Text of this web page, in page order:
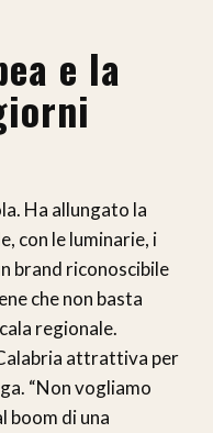
e la
Ha allungato la
con le luminarie, i
brand riconoscibile
che non basta
regionale.
attrattiva per
“Non vogliamo
boom di una